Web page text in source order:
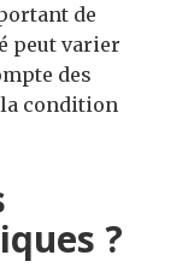
de
peut varier
des
la condition
?